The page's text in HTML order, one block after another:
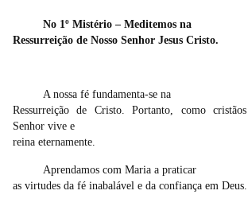
No 1º Mistério – Meditemos na
Ressurreição de Nosso Senhor Jesus Cristo.
A nossa fé fundamenta-se na
Ressurreição de Cristo. Portanto, como
Senhor vive e
reina eternamente.
Aprendamos com Maria a praticar
as virtudes da fé inabalável e da confiança em Deus.